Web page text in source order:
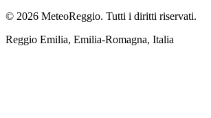
© 2026 MeteoReggio. Tutti i diritti riservati.
Reggio Emilia, Emilia-Romagna, Italia